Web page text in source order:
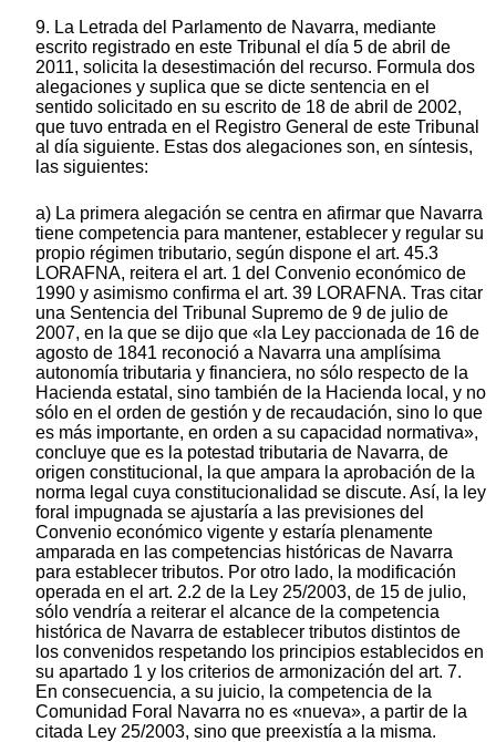
9. La Letrada del Parlamento de Navarra, mediante
escrito registrado en este Tribunal el día 5 de abril de
2011, solicita la desestimación del recurso. Formula dos
alegaciones y suplica que se dicte sentencia en el
sentido solicitado en su escrito de 18 de abril de 2002,
que tuvo entrada en el Registro General de este Tribunal
al día siguiente. Estas dos alegaciones son, en síntesis,
las siguientes:
a) La primera alegación se centra en afirmar que Navarra
tiene competencia para mantener, establecer y regular su
propio régimen tributario, según dispone el art. 45.3
LORAFNA, reitera el art. 1 del Convenio económico de
1990 y asimismo confirma el art. 39 LORAFNA. Tras citar
una Sentencia del Tribunal Supremo de 9 de julio de
2007, en la que se dijo que «la Ley paccionada de 16 de
agosto de 1841 reconoció a Navarra una amplísima
autonomía tributaria y financiera, no sólo respecto de la
Hacienda estatal, sino también de la Hacienda local, y no
sólo en el orden de gestión y de recaudación, sino lo que
es más importante, en orden a su capacidad normativa»,
concluye que es la potestad tributaria de Navarra, de
origen constitucional, la que ampara la aprobación de la
norma legal cuya constitucionalidad se discute. Así, la ley
foral impugnada se ajustaría a las previsiones del
Convenio económico vigente y estaría plenamente
amparada en las competencias históricas de Navarra
para establecer tributos. Por otro lado, la modificación
operada en el art. 2.2 de la Ley 25/2003, de 15 de julio,
sólo vendría a reiterar el alcance de la competencia
histórica de Navarra de establecer tributos distintos de
los convenidos respetando los principios establecidos en
su apartado 1 y los criterios de armonización del art. 7.
En consecuencia, a su juicio, la competencia de la
Comunidad Foral Navarra no es «nueva», a partir de la
citada Ley 25/2003, sino que preexistía a la misma.